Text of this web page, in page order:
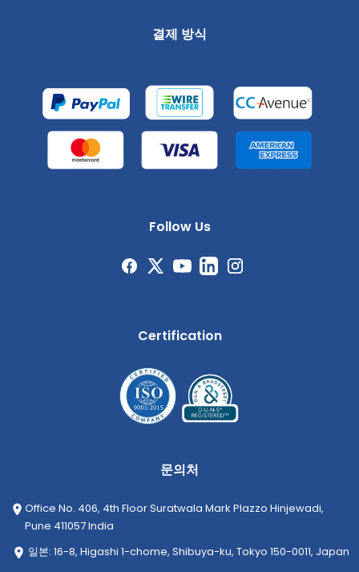
결제 방식
Follow Us
Certification
문의처
Office No. 406, 4th Floor Suratwala Mark Plazzo Hinjewadi,
Pune 411057 India
일본: 16-8, Higashi 1-chome, Shibuya-ku, Tokyo 150-0011, Japan